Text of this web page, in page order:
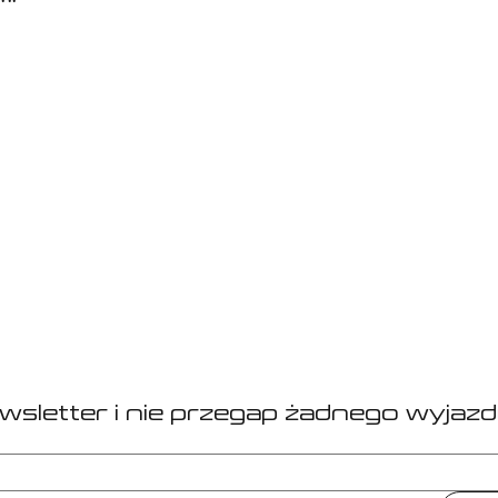
Fundusz Gwarancyjny,
i nie przegap żadnego